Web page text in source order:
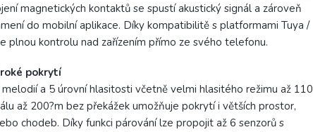
magnetických kontaktů se spustí akustický signál a zároveň
do mobilní aplikace. Díky kompatibilitě s platformami Tuya /
plnou kontrolu nad zařízením přímo ze svého telefonu.
pokrytí
a 5 úrovní hlasitosti včetně velmi hlasitého režimu až 110
až 200?m bez překážek umožňuje pokrytí i větších prostor,
chodeb. Díky funkci párování lze propojit až 6 senzorů s